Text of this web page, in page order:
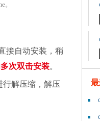
。
接自动安装，稍
次双击安装。
行解压缩，解压